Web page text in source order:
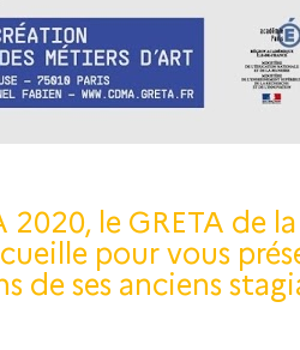
2020, le GRETA de
pour vous
de ses anciens